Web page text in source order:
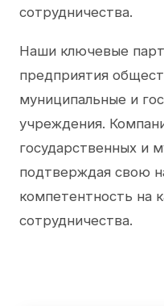
сотрудничества.
Наши ключевые
предприятия
муниципальные и
учреждения.
государственных и
подтверждая свою
компетентность на
сотрудничества.